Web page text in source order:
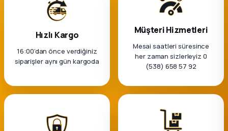
Hızlı Kargo
16:00’dan önce verdiğiniz
siparişler aynı gün kargoda
Müşteri Hizmetleri
Mesai saatleri süresince
her zaman sizlerleyiz 0
(538) 658 57 92